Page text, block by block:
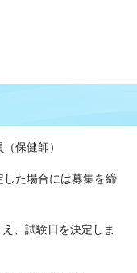
保健師）
た場合には募集を締
、試験日を決定しま